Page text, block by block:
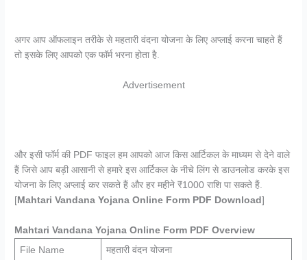
अगर आप ऑफलाइन तरीके से महतारी वंदना योजना के लिए अप्लाई करना चाहते हैं
तो इसके लिए आपको एक फॉर्म भरना होता है.
Advertisement
और इसी फॉर्म की PDF फाइल हम आपको आज किस आर्टिकल के माध्यम से देने वाले
हैं जिसे आप बड़ी आसानी से हमारे इस आर्टिकल के नीचे लिंग से डाउनलोड करके इस
योजना के लिए अप्लाई कर सकते हैं और हर महीने ₹1000 राशि पा सकते हैं.
[Mahtari Vandana Yojana Online Form PDF Download]
Mahtari Vandana Yojana Online Form PDF Overview
File Name
महतारी वंदन योजना